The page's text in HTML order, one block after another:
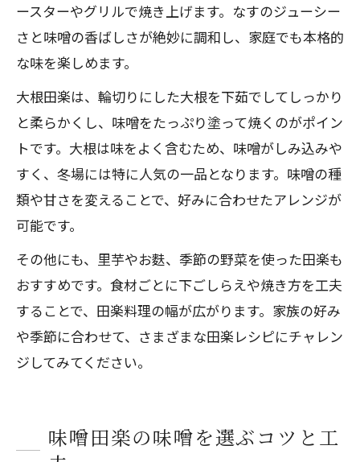
ースターやグリルで焼き上げます。なすのジューシー
さと味噌の香ばしさが絶妙に調和し、家庭でも本格的
な味を楽しめます。
大根田楽は、輪切りにした大根を下茹でしてしっかり
と柔らかくし、味噌をたっぷり塗って焼くのがポイン
トです。大根は味をよく含むため、味噌がしみ込みや
すく、冬場には特に人気の一品となります。味噌の種
類や甘さを変えることで、好みに合わせたアレンジが
可能です。
その他にも、里芋やお麩、季節の野菜を使った田楽も
おすすめです。食材ごとに下ごしらえや焼き方を工夫
することで、田楽料理の幅が広がります。家族の好み
や季節に合わせて、さまざまな田楽レシピにチャレン
ジしてみてください。
味噌田楽の味噌を選ぶコツと工